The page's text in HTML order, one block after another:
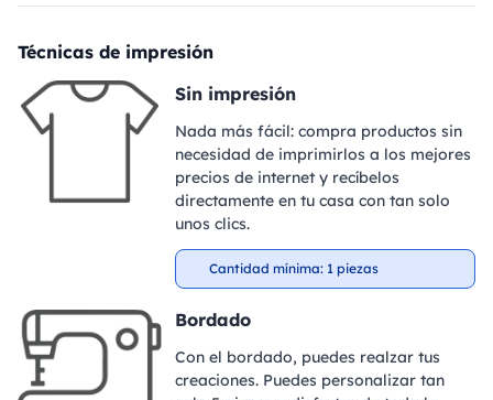
Técnicas de impresión
Sin impresión
Nada más fácil: compra productos sin
necesidad de imprimirlos a los mejores
precios de internet y recíbelos
directamente en tu casa con tan solo
unos clics.
Cantidad mínima: 1 piezas
Bordado
Con el bordado, puedes realzar tus
creaciones. Puedes personalizar tan